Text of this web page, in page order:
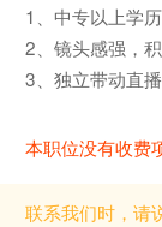
1、中专以上学
2、镜头感强，
3、独立带动直
本职位没有收费
联系我们时，请